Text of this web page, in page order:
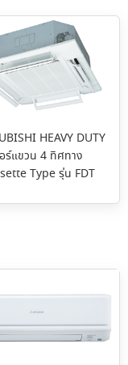
HEAVY DUTY
ร์แขวน 4 ทิศทาง
Type รุ่น FDT